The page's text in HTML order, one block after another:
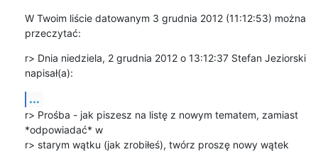
W Twoim liście datowanym 3 grudnia 2012 (11:12:53) można
przeczytać:
r> Dnia niedziela, 2 grudnia 2012 o 13:12:37 Stefan Jeziorski
napisał(a):
...
r> Prośba - jak piszesz na listę z nowym tematem, zamiast
*odpowiadać* w
r> starym wątku (jak zrobiłeś), twórz proszę nowy wątek